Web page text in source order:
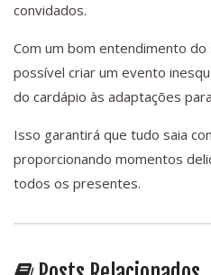
convidados.
Com um bom entendimento
possível criar um evento
do cardápio às adaptações
Isso garantirá que tudo saia
proporcionando momentos
todos os presentes.